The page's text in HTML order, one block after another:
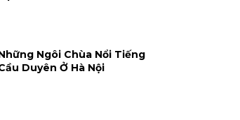
Ngôi Chùa Nổi Tiếng
Duyên Ở Hà Nội